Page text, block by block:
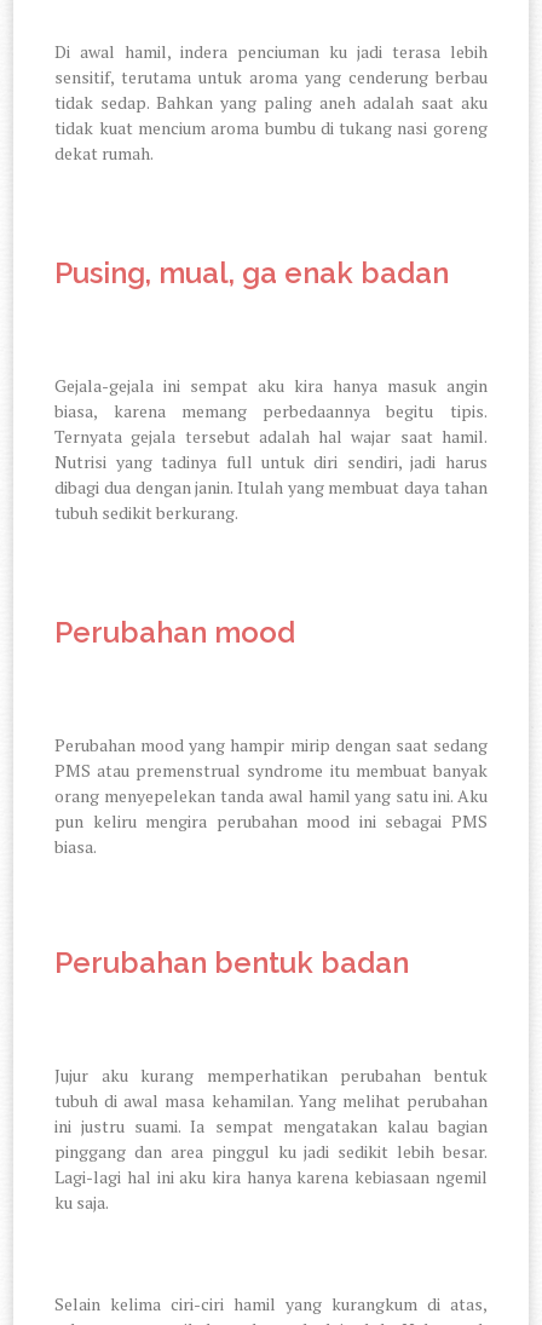
Di awal hamil, indera penciuman ku jadi terasa lebih
sensitif, terutama untuk aroma yang cenderung berbau
tidak sedap. Bahkan yang paling aneh adalah saat aku
tidak kuat mencium aroma bumbu di tukang nasi goreng
dekat rumah.
Pusing, mual, ga enak badan
Gejala-gejala ini sempat aku kira hanya masuk angin
biasa, karena memang perbedaannya begitu tipis.
Ternyata gejala tersebut adalah hal wajar saat hamil.
Nutrisi yang tadinya full untuk diri sendiri, jadi harus
dibagi dua dengan janin. Itulah yang membuat daya tahan
tubuh sedikit berkurang.
Perubahan mood
Perubahan mood yang hampir mirip dengan saat sedang
PMS atau premenstrual syndrome itu membuat banyak
orang menyepelekan tanda awal hamil yang satu ini. Aku
pun keliru mengira perubahan mood ini sebagai PMS
biasa.
Perubahan bentuk badan
Jujur aku kurang memperhatikan perubahan bentuk
tubuh di awal masa kehamilan. Yang melihat perubahan
ini justru suami. Ia sempat mengatakan kalau bagian
pinggang dan area pinggul ku jadi sedikit lebih besar.
Lagi-lagi hal ini aku kira hanya karena kebiasaan ngemil
ku saja.
Selain kelima ciri-ciri hamil yang kurangkum di atas,